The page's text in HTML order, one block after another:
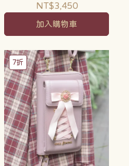
NT$3,450
加入購物車
7折